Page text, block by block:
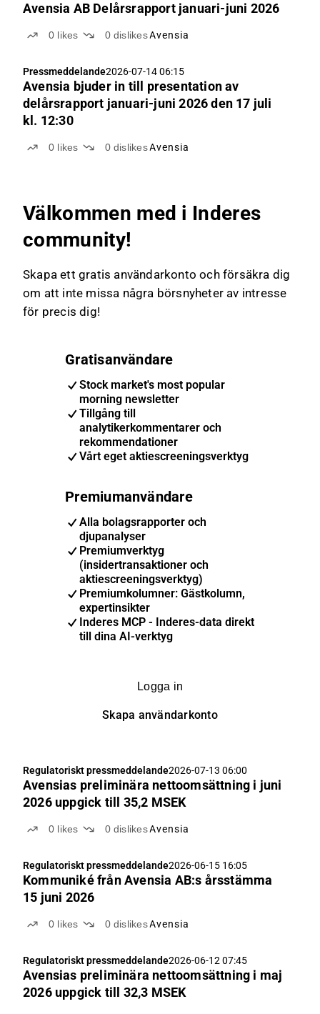
Avensia AB Delårsrapport januari-juni 2026
0 likes 0 dislikesAvensia
Pressmeddelande2026-07-14 06:15
Avensia bjuder in till presentation av
delårsrapport januari-juni 2026 den 17 juli
kl. 12:30
0 likes 0 dislikesAvensia
Välkommen med i Inderes
community!
Skapa ett gratis användarkonto och försäkra dig
om att inte missa några börsnyheter av intresse
för precis dig!
Gratisanvändare
Stock market's most popular
morning newsletter
Tillgång till
analytikerkommentarer och
rekommendationer
Vårt eget aktiescreeningsverktyg
Premiumanvändare
Alla bolagsrapporter och
djupanalyser
Premiumverktyg
(insidertransaktioner och
aktiescreeningsverktyg)
Premiumkolumner: Gästkolumn,
expertinsikter
Inderes MCP - Inderes-data direkt
till dina AI-verktyg
Logga in
Skapa användarkonto
Regulatoriskt pressmeddelande2026-07-13 06:00
Avensias preliminära nettoomsättning i juni
2026 uppgick till 35,2 MSEK
0 likes 0 dislikesAvensia
Regulatoriskt pressmeddelande2026-06-15 16:05
Kommuniké från Avensia AB:s årsstämma
15 juni 2026
0 likes 0 dislikesAvensia
Regulatoriskt pressmeddelande2026-06-12 07:45
Avensias preliminära nettoomsättning i maj
2026 uppgick till 32,3 MSEK